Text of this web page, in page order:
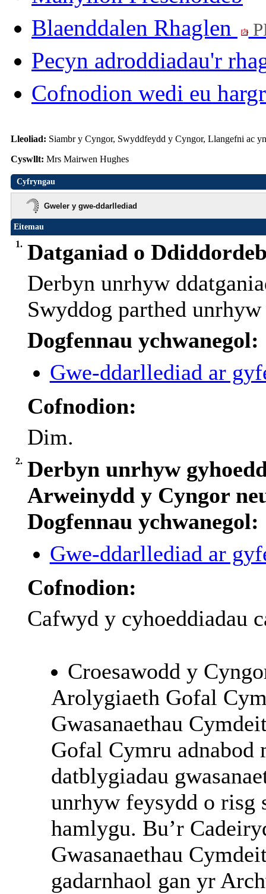
Blaenddalen Rhaglen
Pecyn adroddiadau'r
Cofnodion wedi eu
Lleoliad: Siambr y Cyngor, Swyddfeydd y Cyngor, Llangefni ac
Cyswllt: Mrs Mairwen Hughes
Cyfryngau
Gweler y gwe-ddarllediad
Eitemau
1. Datganiad o
Derbyn unrhyw
Swyddog parthed unrhyw
Dogfennau ychwanegol:
Gwe-ddarllediad ar
Cofnodion:
Dim.
2. Derbyn unrhyw
Arweinydd y Cyngor
Dogfennau ychwanegol:
Gwe-ddarllediad ar
Cofnodion:
Cafwyd y cyhoeddiadau
Croesawodd y
Arolygiaeth Gofal
Gwasanaethau
Gofal Cymru adnabod
datblygiadau
unrhyw feysydd o risg
hamlygu. Bu’r
Gwasanaethau
gadarnhaol gan yr